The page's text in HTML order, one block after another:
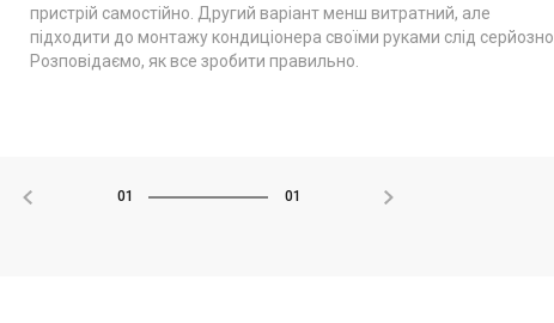
пристрій самостійно. Другий варіант менш витратний, але
підходити до монтажу кондиціонера своїми руками слід серйозно.
Розповідаємо, як все зробити правильно.
01 01